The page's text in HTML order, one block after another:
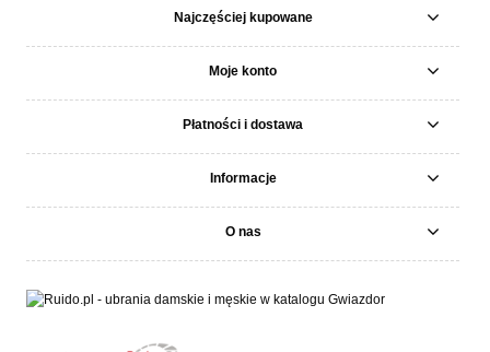
Najczęściej kupowane
Moje konto
Płatności i dostawa
Informacje
O nas